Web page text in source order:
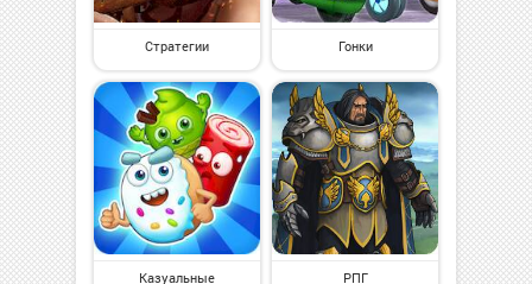
Стратегии Гонки
Казуальные РПГ